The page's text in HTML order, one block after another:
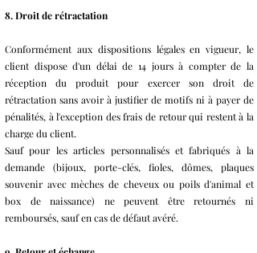
8. Droit de rétractation
Conformément aux dispositions légales en vigueur, le
client dispose d'un délai de 14 jours à compter de la
réception du produit pour exercer son droit de
rétractation sans avoir à justifier de motifs ni à payer de
pénalités, à l'exception des frais de retour qui restent à la
charge du client.
Sauf pour les articles personnalisés et fabriqués à la
demande (bijoux, porte-clés, fioles, dômes, plaques
souvenir avec mèches de cheveux ou poils d'animal et
box de naissance) ne peuvent être retournés ni
remboursés, sauf en cas de défaut avéré.